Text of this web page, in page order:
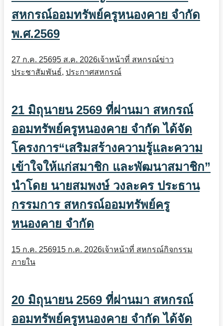
สหกรณ์ออมทรัพย์ครูหนองคาย จำกัด
พ.ศ.2569
27 ก.ค. 25695 ส.ค. 2026เจ้าหน้าที่ สหกรณ์ข่าว
ประชาสัมพันธ์, ประกาศสหกรณ์
21 มิถุนายน 2569 ที่ผ่านมา สหกรณ์
ออมทรัพย์ครูหนองคาย จำกัด ได้จัด
โครงการ“เสริมสร้างความรู้และความ
เข้าใจให้แก่สมาชิก และพัฒนาสมาชิก”
นำโดย นายสมพงษ์ วงละคร ประธาน
กรรมการ สหกรณ์ออมทรัพย์ครู
หนองคาย จำกัด
15 ก.ค. 256915 ก.ค. 2026เจ้าหน้าที่ สหกรณ์กิจกรรม
ภายใน
20 มิถุนายน 2569 ที่ผ่านมา สหกรณ์
ออมทรัพย์ครูหนองคาย จำกัด ได้จัด